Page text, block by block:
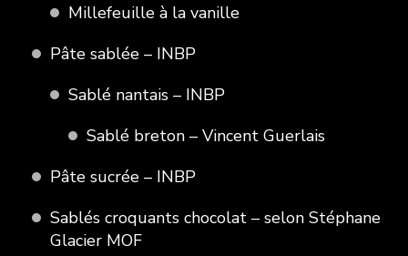
Millefeuille à la vanille
Pâte sablée – INBP
Sablé nantais – INBP
Sablé breton – Vincent Guerlais
Pâte sucrée – INBP
Sablés croquants chocolat – selon Stéphane
Glacier MOF